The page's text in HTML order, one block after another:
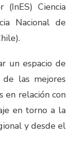
(InES) Ciencia
Nacional de
un espacio de
las mejores
en relación con
en torno a la
y desde el